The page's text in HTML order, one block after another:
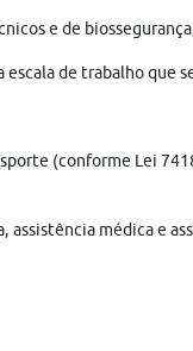
e de
de trabalho
(conforme Lei
médica e